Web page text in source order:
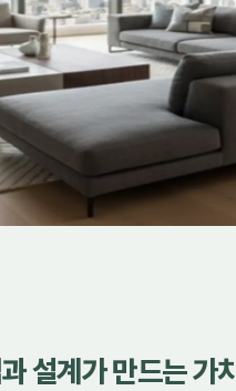
설계가 만드는 가치